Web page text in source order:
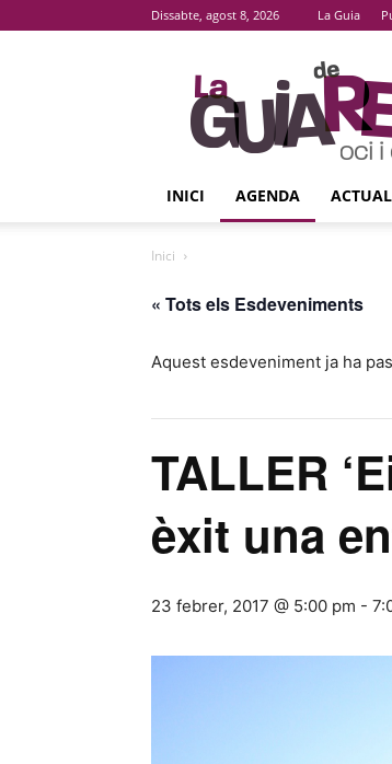
Dissabte, agost 8, 2026 La Guia
La
Guia
De
Reus
INICI AGENDA
Inici
« Tots els Esdeveniments
Aquest esdeveniment ja ha
TALLER
èxit una
23 febrer, 2017 @ 5:00 pm -